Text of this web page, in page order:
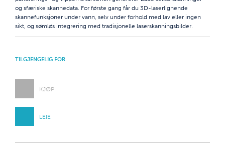
og sfæriske skannedata. For første gang får du 3D-laserlignende
skannefunksjoner under vann, selv under forhold med lav eller ingen
sikt, og sømløs integrering med tradisjonelle laserskanningsbilder.
TILGJENGELIG FOR
KJØP
LEIE